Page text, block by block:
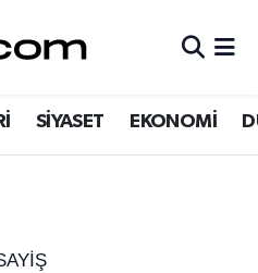
SİYASET EKONOMİ